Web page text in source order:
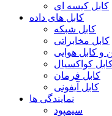
کابل کیسه ای
کابل های داده
کابل شبکه
کابل مخابراتی
و کابل هوایی
کواکسیال
کابل فرمان
کابل آیفونی
نمایندگی ها
سیمپود